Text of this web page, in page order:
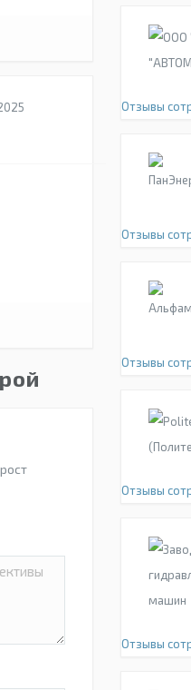
Отзывы
Отзывы
Отзывы
Отзывы
Отзывы